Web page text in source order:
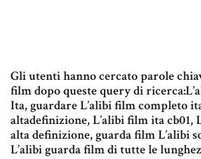
Gli utenti hanno cercato parole
film dopo queste query di
Ita, guardare L’alibi film completo
altadefinizione, L’alibi film ita cb01,
alta definizione, guarda film L’alibi
L’alibi guarda film di tutte le